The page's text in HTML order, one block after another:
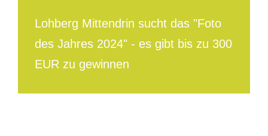
Lohberg Mittendrin sucht das "Foto
des Jahres 2024" - es gibt bis zu 300
EUR zu gewinnen